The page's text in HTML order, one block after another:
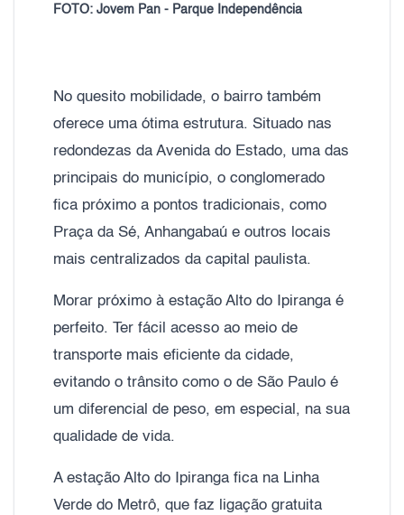
FOTO: Jovem Pan - Parque Independência
No quesito mobilidade, o bairro também
oferece uma ótima estrutura. Situado nas
redondezas da Avenida do Estado, uma das
principais do município, o conglomerado
fica próximo a pontos tradicionais, como
Praça da Sé, Anhangabaú e outros locais
mais centralizados da capital paulista.
Morar próximo à estação Alto do Ipiranga é
perfeito. Ter fácil acesso ao meio de
transporte mais eficiente da cidade,
evitando o trânsito como o de São Paulo é
um diferencial de peso, em especial, na sua
qualidade de vida.
A estação Alto do Ipiranga fica na Linha
Verde do Metrô, que faz ligação gratuita